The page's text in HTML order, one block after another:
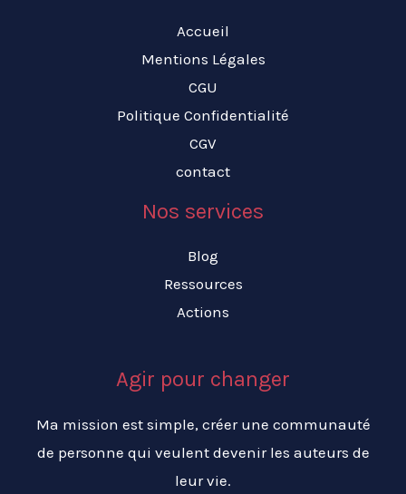
Accueil
Mentions Légales
CGU
Politique Confidentialité
CGV
contact
Nos services
Blog
Ressources
Actions
Agir pour changer
Ma mission est simple, créer une communauté
de personne qui veulent devenir les auteurs de
leur vie.